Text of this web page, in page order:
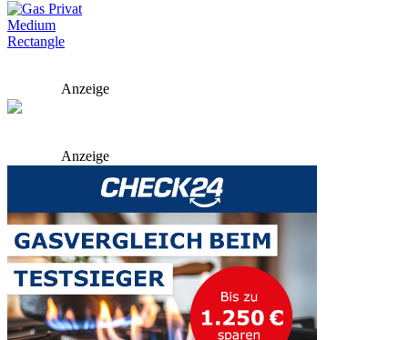
Anzeige
Anzeige